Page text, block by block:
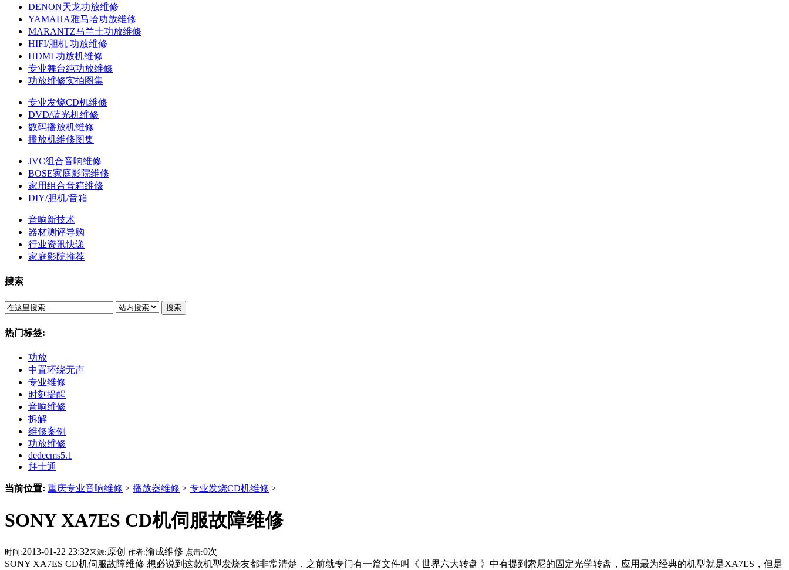
DENON天龙功放维修
YAMAHA雅马哈功放维修
MARANTZ马兰士功放维修
HIFI/胆机 功放维修
HDMI 功放机维修
专业舞台纯功放维修
功放维修实拍图集
专业发烧CD机维修
DVD/蓝光机维修
数码播放机维修
播放机维修图集
JVC组合音响维修
BOSE家庭影院维修
家用组合音箱维修
DIY/胆机/音箱
音响新技术
器材测评导购
行业资讯快递
家庭影院推荐
搜索
搜索
热门标签:
功放
中置环绕无声
专业维修
时刻提醒
音响维修
拆解
维修案例
功放维修
dedecms5.1
拜士通
当前位置: 重庆专业音响维修 > 播放器维修 > 专业发烧CD机维修 >
SONY XA7ES CD机伺服故障维修
时间:2013-01-22 23:32来源: 原创 作者:渝成维修 点击:0次
SONY XA7ES CD机伺服故障维修 想必说到这款机型发烧友都非常清楚，之前就专门有一篇文件叫《 世界六大转盘 》中有提到索尼的固定光学转盘，应用最为经典的机型就是XA7ES，但是